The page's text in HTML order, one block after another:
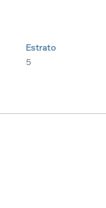
Estrato
5